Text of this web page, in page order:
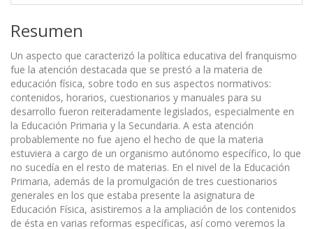
Resumen
Un aspecto que caracterizó la política educativa del franquismo
fue la atención destacada que se prestó a la materia de
educación física, sobre todo en sus aspectos normativos:
contenidos, horarios, cuestionarios y manuales para su
desarrollo fueron reiteradamente legislados, especialmente en
la Educación Primaria y la Secundaria. A esta atención
probablemente no fue ajeno el hecho de que la materia
estuviera a cargo de un organismo autónomo específico, lo que
no sucedía en el resto de materias. En el nivel de la Educación
Primaria, además de la promulgación de tres cuestionarios
generales en los que estaba presente la asignatura de
Educación Física, asistiremos a la ampliación de los contenidos
de ésta en varias reformas específicas, así como veremos la